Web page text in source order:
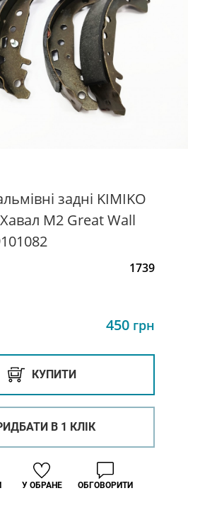
задні KIMIKO
М2 Great Wall
1739
450 грн
КУПИТИ
В 1 КЛІК
У ОБРАНЕ ОБГОВОРИТИ